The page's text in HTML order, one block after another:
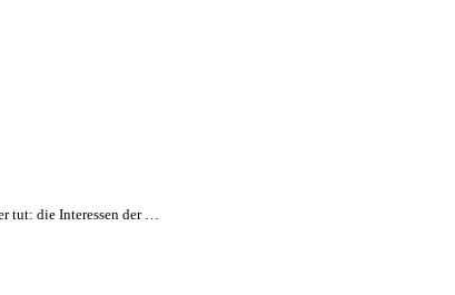
tut: die Interessen der …